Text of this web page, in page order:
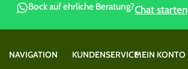
Bock auf ehrliche Beratung?Chat starten
NAVIGATION
KUNDENSERVICEMEIN KONTO